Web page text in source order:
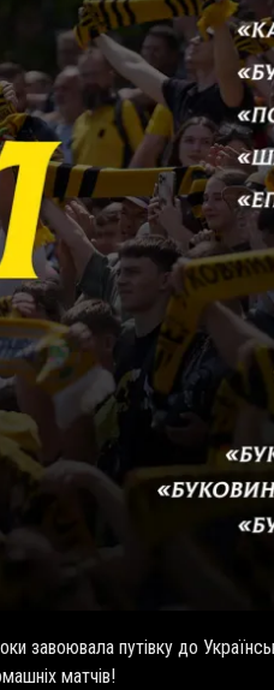
завоювала путівку до
матчів!